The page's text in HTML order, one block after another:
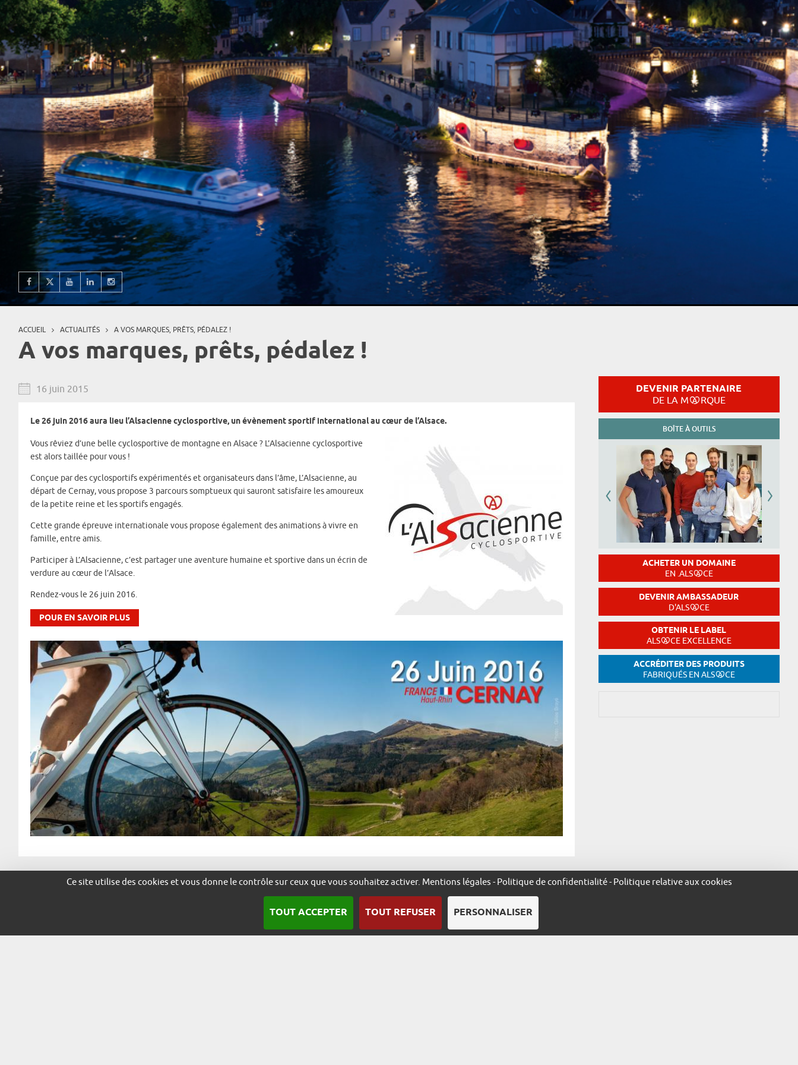
Vous êtes ici
ACCUEIL ACTUALITÉS A VOS MARQUES, PRÊTS, PÉDALEZ !
A vos marques, prêts, pédalez !
16 juin 2015
Le 26 juin 2016 aura lieu l’Alsacienne cyclosportive, un évènement sportif international au cœur de l’Alsace.
Vous rêviez d’une belle cyclosportive de montagne en Alsace ? L’Alsacienne cyclosportive
est alors taillée pour vous !
Conçue par des cyclosportifs expérimentés et organisateurs dans l’âme, L’Alsacienne, au
départ de Cernay, vous propose 3 parcours somptueux qui sauront satisfaire les amoureux
de la petite reine et les sportifs engagés.
Cette grande épreuve internationale vous propose également des animations à vivre en
famille, entre amis.
Participer à L’Alsacienne, c’est partager une aventure humaine et sportive dans un écrin de
verdure au cœur de l’Alsace.
Rendez-vous le 26 juin 2016.
POUR EN SAVOIR PLUS
DEVENIR PARTENAIRE
DE LA M RQUE
BOÎTE À OUTILS
ACHETER UN DOMAINE
EN .ALS CE
DEVENIR AMBASSADEUR
D'ALS CE
OBTENIR LE LABEL
ALS CE EXCELLENCE
ACCRÉDITER DES PRODUITS
FABRIQUÉS EN ALS CE
Ce site utilise des cookies et vous donne le contrôle sur ceux que vous souhaitez activer. Mentions légales - Politique de confidentialité- Politique relative aux cookies
TOUT ACCEPTER TOUT REFUSER PERSONNALISER